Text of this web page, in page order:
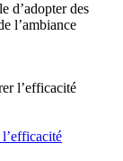
d’adopter des
l’ambiance